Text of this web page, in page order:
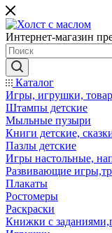
Интернет-магазин
Каталог
Игры, игрушки,
Штампы детские
Мыльные пузыри
Книги детские,
Пазлы детские
Игры настольные,
Развивающие
Плакаты
Ростомеры
Раскраски
Книжки с